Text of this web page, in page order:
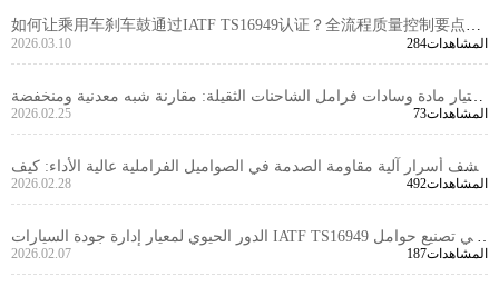
如何让乘用车刹车鼓通过IATF TS16949认证？全流程质量控制要点大
揭秘
2026.03.10 284المشاهدات
اختيار مادة وسادات فرامل الشاحنات الثقيلة: مقارنة شبه معدنية ومنخفضة
2026.02.25 73المشاهدات
كشف أسرار آلية مقاومة الصدمة في الصواميل الفراملية عالية الأداء: كيف
تتعامل مع تحديات نظام الفرامل في بيئات عالية الحرارة والرطوبة؟
2026.02.28 492المشاهدات
الدور الحيوي لمعيار إدارة جودة السيارات IATF TS16949 في تصنيع حوامل
الفرامل
2026.02.07 187المشاهدات